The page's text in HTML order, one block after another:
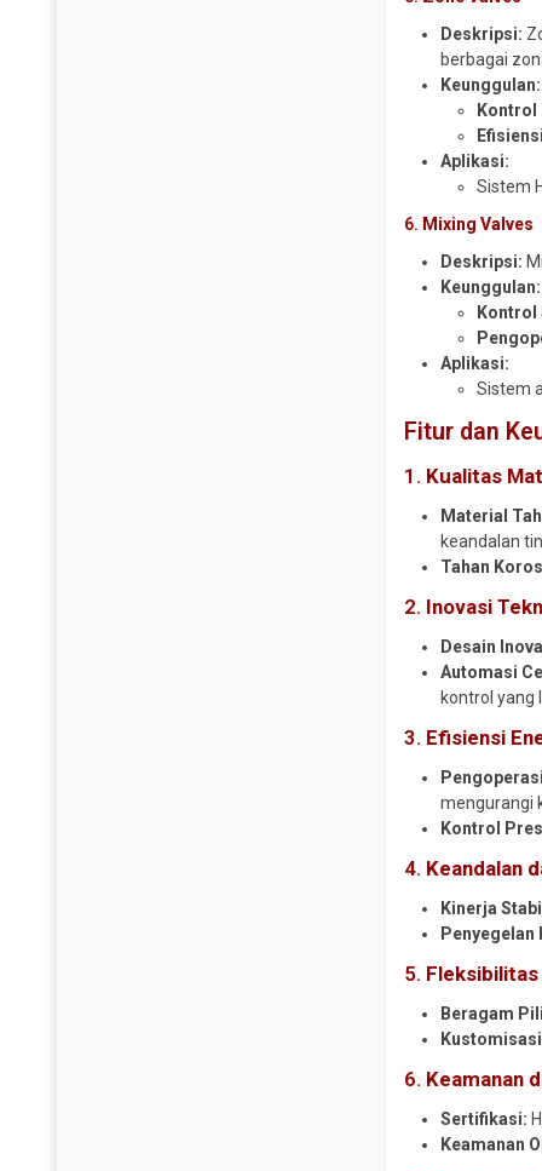
Deskripsi:
berbagai
Keunggulan:
Kontrol
Aplikasi:
Sistem
6. Mixing Valves
Deskripsi:
Keunggulan:
Kontrol
Aplikasi:
Sistem
Fitur dan
1. Kualitas
Material
keandalan
Tahan
2. Inovasi
Desain
Automasi
kontrol yang
3. Efisiensi
mengurangi
Kontrol
4. Keandalan
Kinerja
Penyegelan
5.
Beragam
6. Keamanan
Sertifikasi:
Keamanan